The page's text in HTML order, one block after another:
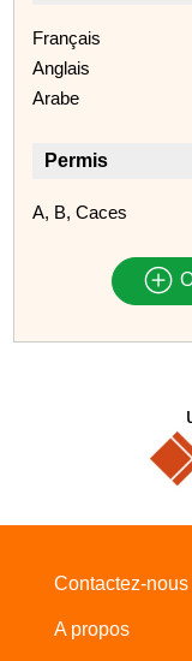
Français
Anglais
Arabe
Permis
A, B, Caces
Contactez-nous
A propos